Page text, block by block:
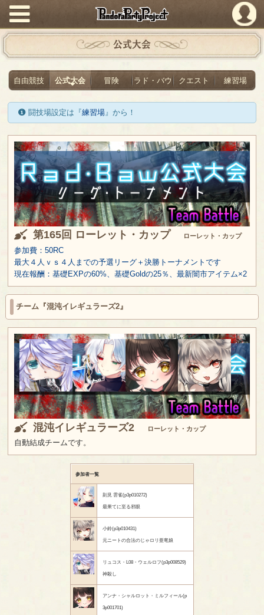
PandoraPartyProject
公式大会
自由競技 公式大会 冒険 ラド・バウ クエスト 練習場
闘技場設定は『練習場』から！
第165回 ローレット・カップ ローレット・カップ
参加費：50RC
最大４人ｖｓ４人までの予選リーグ＋決勝トーナメントです
現在報酬：基礎EXPの60%、基礎Goldの25％、最新闇市アイテム×2
チーム『混沌イレギュラーズ2』
混沌イレギュラーズ2 ローレット・カップ
自動結成チームです。
参加者一覧
刻見 雲雀(p3p010272)
最果てに至る邪眼
小鈴(p3p010431)
元ニートの合法のじゃロリ亜竜娘
リュコス・L08・ウェルロフ(p3p008529)
神殺し
アンナ・シャルロット・ミルフィール(p
3p001701)